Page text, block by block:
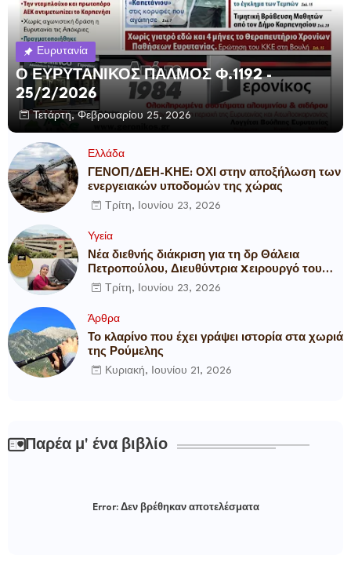
Ευρυτανία
Ο ΕΥΡΥΤΑΝΙΚΟΣ ΠΑΛΜΟΣ Φ.1192 -
25/2/2026
Τετάρτη, Φεβρουαρίου 25, 2026
Ελλάδα
ΓΕΝΟΠ/ΔΕΗ-ΚΗΕ: ΟΧΙ στην αποξήλωση των
ενεργειακών υποδομών της χώρας
Τρίτη, Ιουνίου 23, 2026
Υγεία
Νέα διεθνής διάκριση για τη δρ Θάλεια
Πετροπούλου, Διευθύντρια Xειρουργό του
Metropolitan General
Τρίτη, Ιουνίου 23, 2026
Άρθρα
Το κλαρίνο που έχει γράψει ιστορία στα χωριά
της Ρούμελης
Κυριακή, Ιουνίου 21, 2026
Παρέα μ' ένα βιβλίο
Error:Δεν βρέθηκαν αποτελέσματα